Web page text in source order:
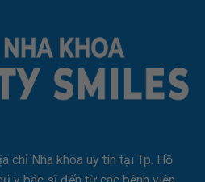
chỉ Nha khoa uy tín tại Tp. Hồ